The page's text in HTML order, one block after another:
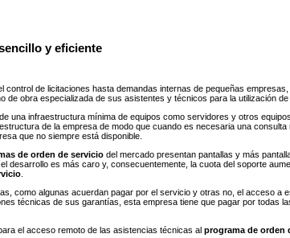
y eficiente
control de licitaciones hasta demandas internas de pequeñas
obra especializada de sus asistentes y técnicos para la utilización de
una infraestructura mínima de equipos como servidores y otros
de la empresa de modo que cuando es necesaria una
que no siempre está disponible.
de orden de servicio del mercado presentan pantallas y más
desarrollo es más caro y, consecuentemente, la cuota del soporte
como algunas acuerdan pagar por el servicio y otras no, el acceso
técnicas de sus garantías, esta empresa tiene que pagar por todas
el acceso remoto de las asistencias técnicas alprograma de orden